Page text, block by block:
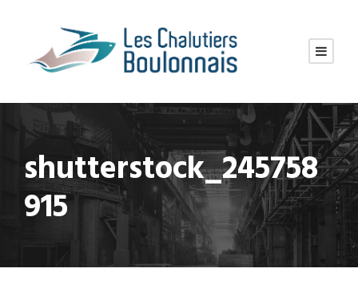
shutterstock_245758
915